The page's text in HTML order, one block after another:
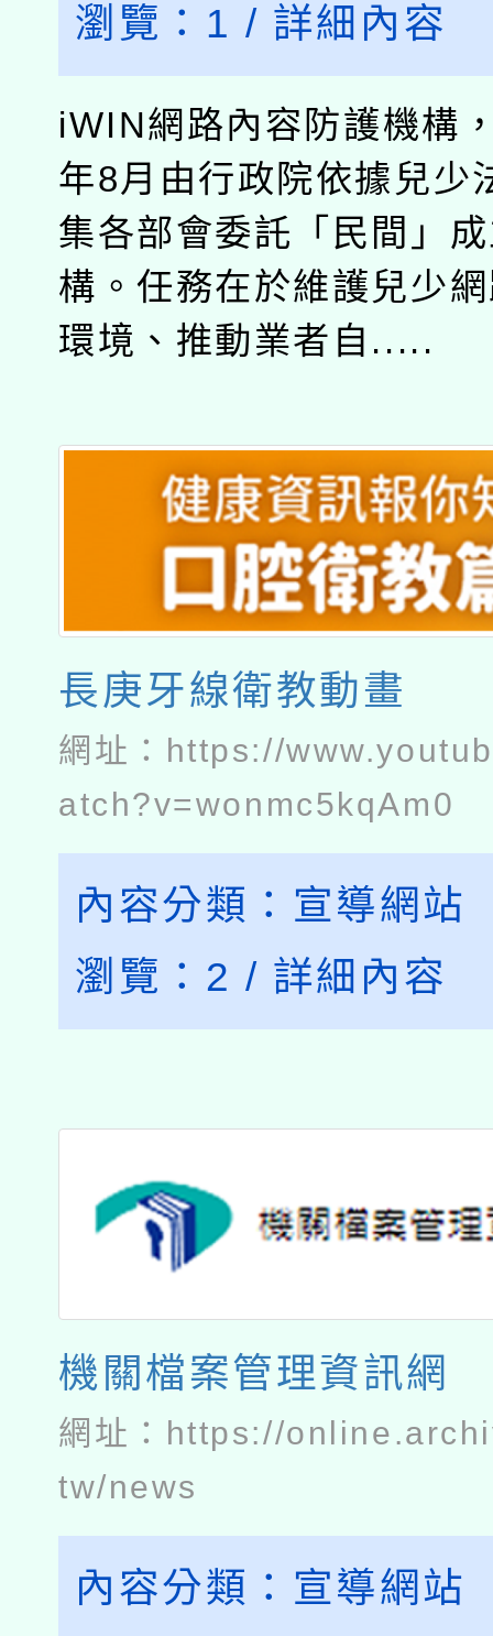
瀏覽： 1 / 詳細內容
iWIN網路內容防護機構
年8月由行政院依據兒少
集各部會委託「民間」
構。任務在於維護兒少
環境、推動業者自.....
長庚牙線衛教動畫
網址： https://
atch?v=wonmc5kqAm0
內容分類： 宣導網站
瀏覽： 2 / 詳細內容
機關檔案管理資訊網
網址：
https://
tw/news
內容分類： 宣導網站